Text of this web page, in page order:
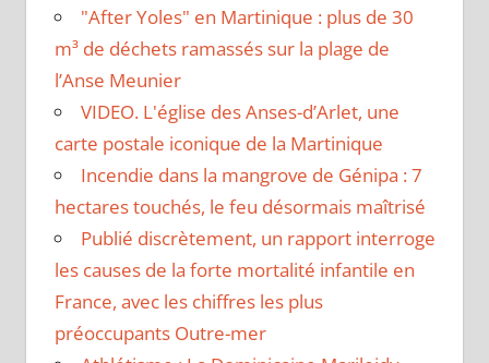
"After Yoles" en Martinique : plus de 30
m³ de déchets ramassés sur la plage de
l’Anse Meunier
VIDEO. L'église des Anses-d’Arlet, une
carte postale iconique de la Martinique
Incendie dans la mangrove de Génipa : 7
hectares touchés, le feu désormais maîtrisé
Publié discrètement, un rapport interroge
les causes de la forte mortalité infantile en
France, avec les chiffres les plus
préoccupants Outre-mer